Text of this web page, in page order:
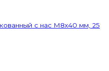
с нас М8х40 мм, 25